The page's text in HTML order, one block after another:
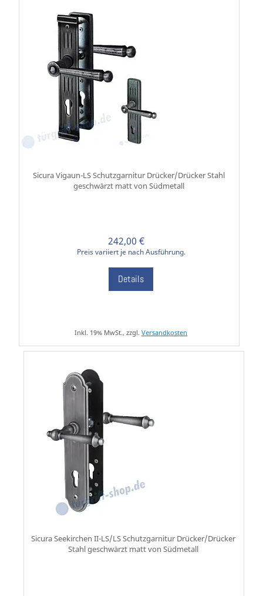
Sicura Vigaun-LS Schutzgarnitur Drücker/Drücker Stahl
geschwärzt matt von Südmetall
242,00 €
Preis variiert je nach Ausführung.
Details
Inkl. 19% MwSt., zzgl.Versandkosten
Sicura Seekirchen II-LS/LS Schutzgarnitur Drücker/Drücker
Stahl geschwärzt matt von Südmetall